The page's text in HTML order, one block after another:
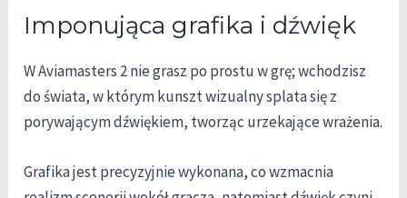
Imponująca grafika i dźwięk
W Aviamasters 2 nie grasz po prostu w grę; wchodzisz
do świata, w którym kunszt wizualny splata się z
porywającym dźwiękiem, tworząc urzekające wrażenia.
Grafika jest precyzyjnie wykonana, co wzmacnia